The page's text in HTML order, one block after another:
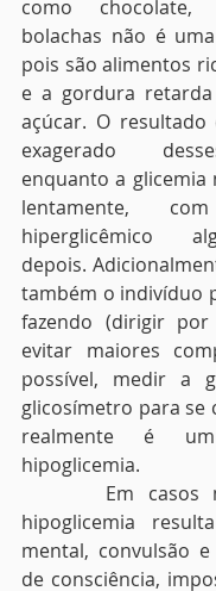
como
bolachas não é
pois são alimentos
e a gordura
açúcar. O
exagerado
enquanto a glicemia
lentamente,
hiperglicêmico
depois.
também o indivíduo
fazendo (dirigir por
evitar maiores
possível, medir a
glicosímetro para se
realmente é
hipoglicemia.
Em casos
hipoglicemia
mental, convulsão
de consciência,